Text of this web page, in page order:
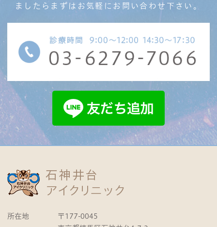
ましたら まずはお気軽にお問い合わせ下さい。
所在地
〒177-0045